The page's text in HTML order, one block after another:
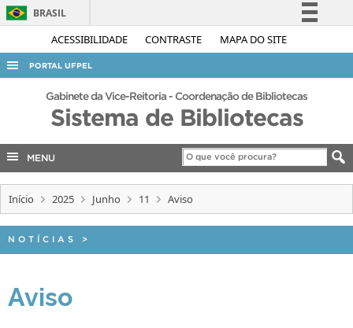
ACESSIBILIDADE CONTRASTE MAPA DO SITE
BRASIL
Simplifique!
Acesso à informação
Canais
PORTAL UFPEL
ACESSO À INFORMAÇÃO
AUDITORIA
COBALTO
CONCURSOS
EDITAIS
INTERNACIONAL
OUVIDORIA
TELEFONES
Gabinete da Vice-Reitoria - Coordenação de Bibliotecas
Sistema de Bibliotecas
MENU
Início 2025 Junho 11 Aviso
NOTÍCIAS >
Aviso